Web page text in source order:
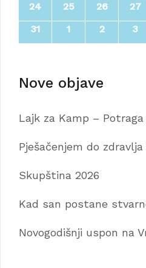
24
25 26 27
31
1 2 3
Nove objave
Lajk za Kamp –
Pješačenjem do zdravlja
Skupština 2026
Kad san postane
Novogodišnji uspon na